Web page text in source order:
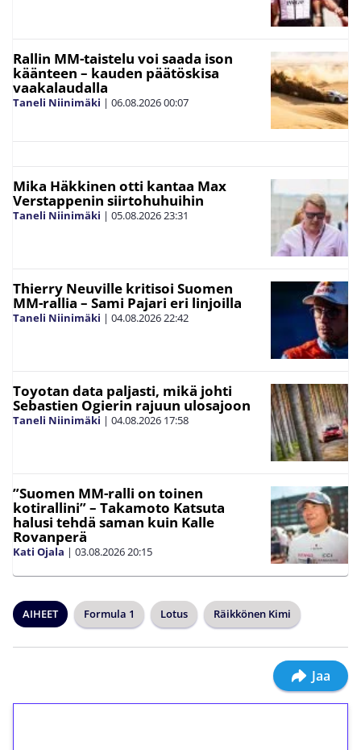
Rallin MM-taistelu voi saada ison
käänteen – kauden päätöskisa
vaakalaudalla
Taneli Niinimäki | 06.08.202600:07
Mika Häkkinen otti kantaa Max
Verstappenin siirtohuhuihin
Taneli Niinimäki | 05.08.202623:31
Thierry Neuville kritisoi Suomen
MM-rallia – Sami Pajari eri linjoilla
Taneli Niinimäki | 04.08.202622:42
Toyotan data paljasti, mikä johti
Sebastien Ogierin rajuun ulosajoon
Taneli Niinimäki | 04.08.2026 17:58
”Suomen MM-ralli on toinen
kotirallini” – Takamoto Katsuta
halusi tehdä saman kuin Kalle
Rovanperä
Kati Ojala | 03.08.202620:15
AIHEET Formula 1 Lotus Räikkönen Kimi
Jaa